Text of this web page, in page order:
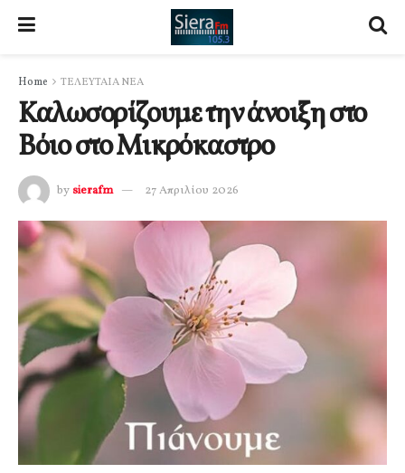
Home ΤΕΛΕΥΤΑΙΑ ΝΕΑ
Καλωσορίζουμε την άνοιξη στο
Βόιο στο Μικρόκαστρο
by sierafm 27 Απριλίου 2026